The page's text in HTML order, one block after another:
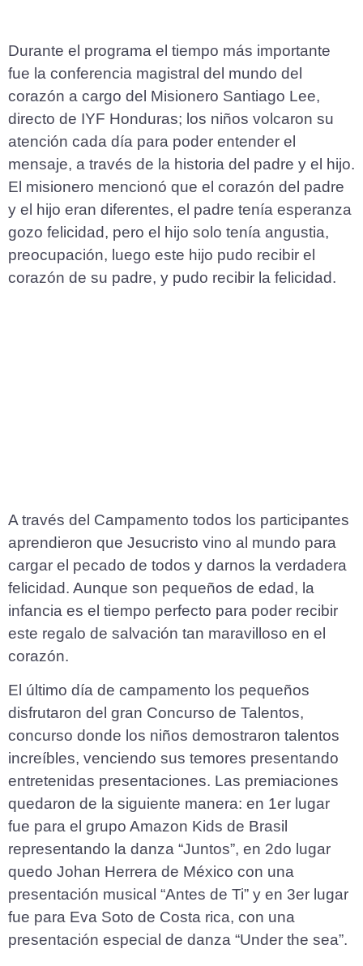
Durante el programa el tiempo más importante
fue la conferencia magistral del mundo del
corazón a cargo del Misionero Santiago Lee,
directo de IYF Honduras; los niños volcaron su
atención cada día para poder entender el
mensaje, a través de la historia del padre y el hijo.
El misionero mencionó que el corazón del padre
y el hijo eran diferentes, el padre tenía esperanza
gozo felicidad, pero el hijo solo tenía angustia,
preocupación, luego este hijo pudo recibir el
corazón de su padre, y pudo recibir la felicidad.
A través del Campamento todos los participantes
aprendieron que Jesucristo vino al mundo para
cargar el pecado de todos y darnos la verdadera
felicidad. Aunque son pequeños de edad, la
infancia es el tiempo perfecto para poder recibir
este regalo de salvación tan maravilloso en el
corazón.
El último día de campamento los pequeños
disfrutaron del gran Concurso de Talentos,
concurso donde los niños demostraron talentos
increíbles, venciendo sus temores presentando
entretenidas presentaciones. Las premiaciones
quedaron de la siguiente manera: en 1er lugar
fue para el grupo Amazon Kids de Brasil
representando la danza “Juntos”, en 2do lugar
quedo Johan Herrera de México con una
presentación musical “Antes de Ti” y en 3er lugar
fue para Eva Soto de Costa rica, con una
presentación especial de danza “Under the sea”.